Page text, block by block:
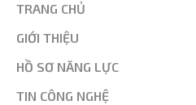
TRANG CHỦ
GIỚI THIỆU
HỒ SƠ NĂNG LỰC
TIN CÔNG NGHỆ